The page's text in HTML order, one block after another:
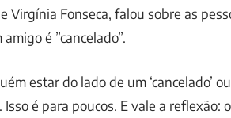
Virgínia Fonseca, falou sobre as
é ”cancelado”.
estar do lado de um ‘cancelado’
é para poucos. E vale a reflexão: